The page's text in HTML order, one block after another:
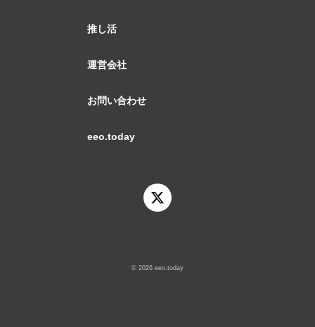
推し活
運営会社
お問い合わせ
eeo.today
© 2026 eeo.today